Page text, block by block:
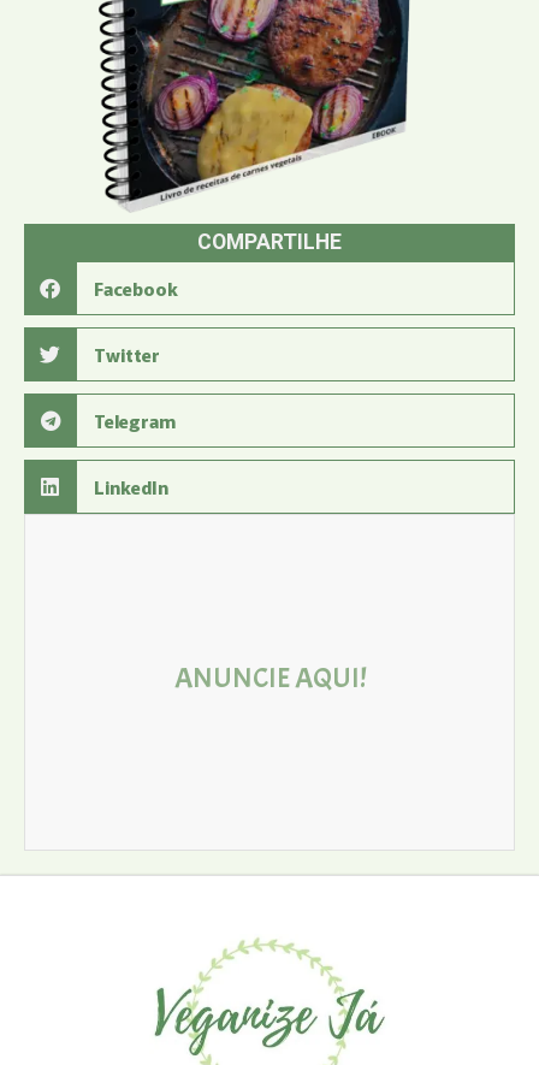
COMPARTILHE
Facebook
Twitter
Telegram
LinkedIn
ANUNCIE AQUI!
Entre em contato